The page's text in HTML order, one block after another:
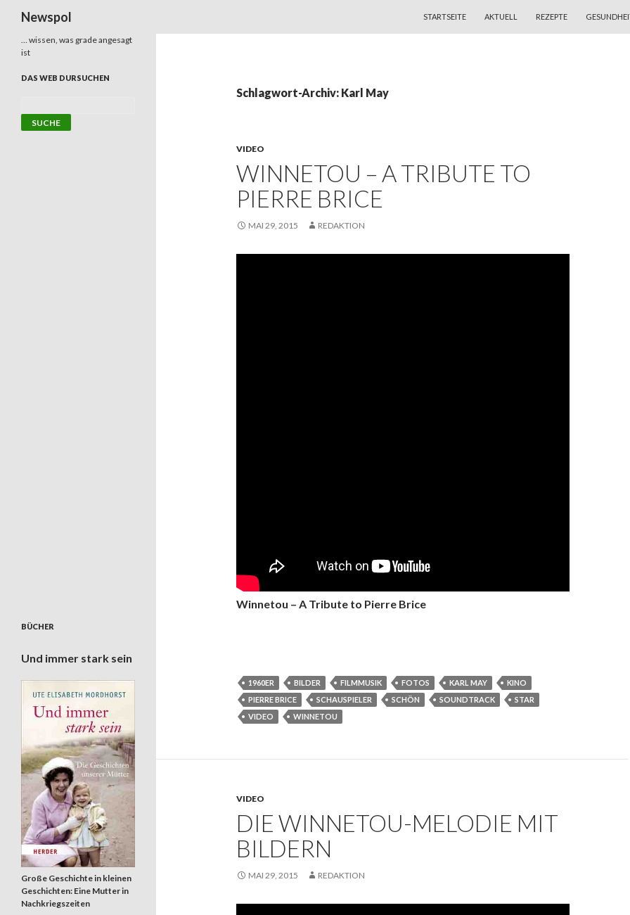
Newspol
STARTSEITE
AKTUELL REZEPTE
Schlagwort-Archiv: Karl May
VIDEO
WINNETOU – A TRIBUTE TO
PIERRE BRICE
MAI 29, 2015 REDAKTION
Winnetou – A Tribute to Pierre Brice
1960ER BILDER FILMMUSIK FOTOS KARL MAY
KINO
PIERRE BRICE
SCHAUSPIELER SCHÖN SOUNDTRACK
STAR
VIDEO
WINNETOU
VIDEO
DIE WINNETOU-MELODIE MIT
BILDERN
MAI 29, 2015 REDAKTION
… wissen, was grade angesagt
ist
DAS WEB DURSUCHEN
BÜCHER
Und immer stark sein
Große Geschichte in kleinen
Geschichten: Eine Mutter in
Nachkriegszeiten